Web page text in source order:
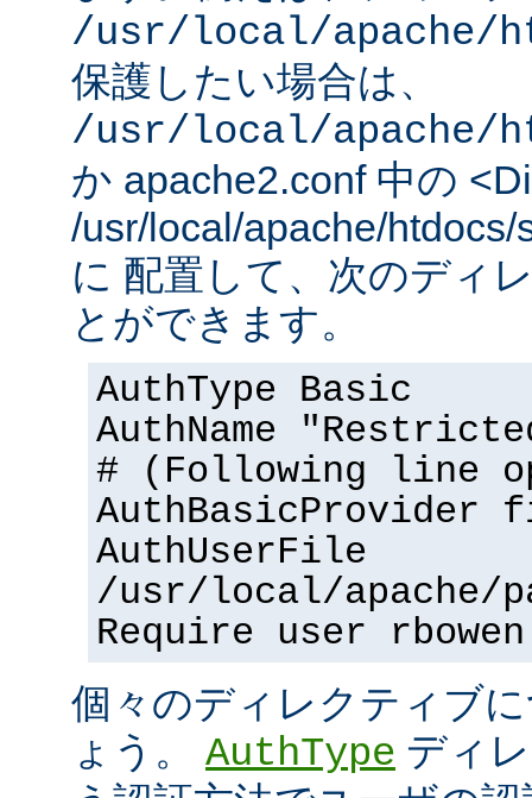
/usr/local/apache/
保護したい場合は、
/usr/local/apache/
か apache2.conf 中の
/usr/local/apache/
に 配置して、次のディ
とができます。
AuthType Basic
AuthName
# (Following line
AuthBasicProvider
AuthUserFile
/usr/local/apache/
Require user rbowen
個々のディレクティブ
ょう。 AuthType ディ